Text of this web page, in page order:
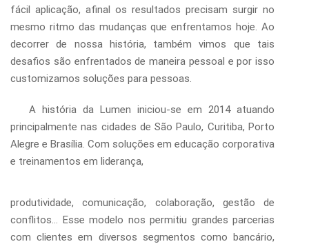
fácil aplicação, afinal os resultados precisam surgir no
mesmo ritmo das mudanças que enfrentamos hoje. Ao
decorrer de nossa história, também vimos que tais
desafios são enfrentados de maneira pessoal e por isso
customizamos soluções para pessoas.
A história da Lumen iniciou-se em 2014 atuando
principalmente nas cidades de São Paulo, Curitiba, Porto
Alegre e Brasília. Com soluções em educação corporativa
e treinamentos em liderança,
produtividade, comunicação, colaboração, gestão de
conflitos… Esse modelo nos permitiu grandes parcerias
com clientes em diversos segmentos como bancário,